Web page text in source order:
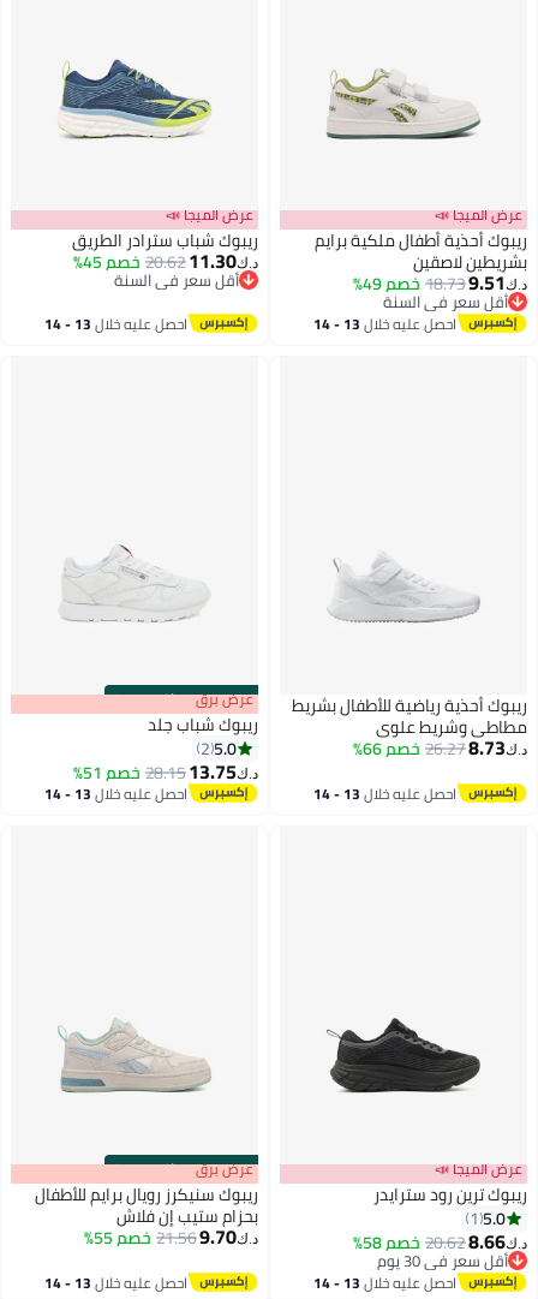
عرض الميجا 📣
ريبوك أحذية أطفال ملكية برايم
بشريطين لاصقين
د.ك‏9.51
18.73خصم 49%
أقل سعر في السنة
أقل سعر في السنة
احصل عليه خلال 13 - 14
عرض الميجا 📣
ريبوك شباب سترادر الطريق
د.ك‏11.30
20.62خصم 45%
أقل سعر في السنة
احصل عليه خلال 13 - 14
ريبوك أحذية رياضية للأطفال بشريط
مطاطي وشريط علوي
د.ك‏8.73
26.27خصم 66%
احصل عليه خلال 13 - 14
00m:00s
·باقي 100% عرض برق
ريبوك شباب جلد
5.0
2
د.ك‏13.75
28.15خصم 51%
احصل عليه خلال 13 - 14
عرض الميجا 📣
ريبوك ترين رود سترايدر
5.0
1
د.ك‏8.66
20.62خصم 58%
أقل سعر في 30 يوم
أقل سعر في 30 يوماحصل عليه خلال 13 - 14
00m:00s
·باقي 100% عرض برق
ريبوك سنيكرز رويال برايم للأطفال
بحزام ستيب إن فلاش
د.ك‏9.70
21.56خصم 55%
احصل عليه خلال 13 - 14